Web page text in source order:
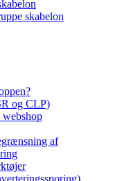
skabelon
og CLP)
af